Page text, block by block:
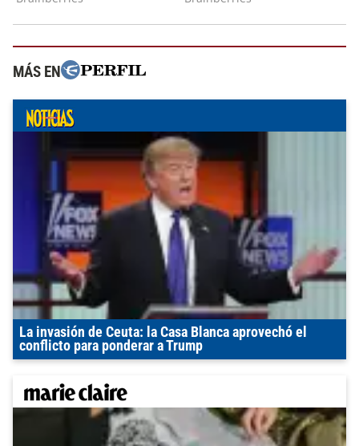
MÁS EN
La invasión de Ceuta: la Casa Blanca aprovechó el
conflicto para ponderar a Trump